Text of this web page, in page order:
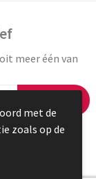
meer één van
met de
zoals op de